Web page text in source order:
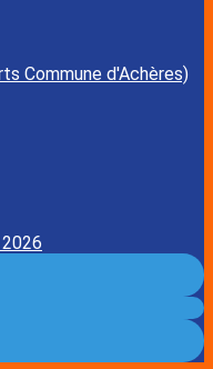
Commune d'Achères)
2026